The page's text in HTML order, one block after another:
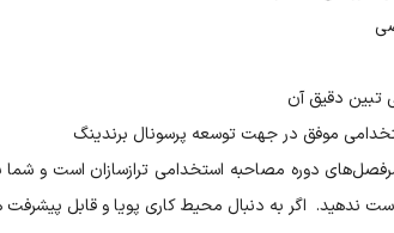
تبین دقیق آن
موفق ‌در جهت توسعه پرسونال برندینگ
دوره مصاحبه استخدامی ترازسازان است و شما
ندهید. اگر به دنبال محیط کاری پویا و قابل